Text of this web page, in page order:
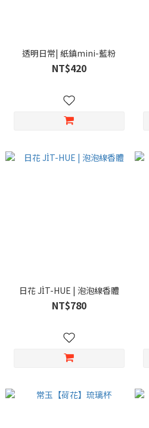
透明日常| 紙鎮mini-藍粉
NT$420
日花 JI̍T-HUE | 泡泡線香體
NT$780